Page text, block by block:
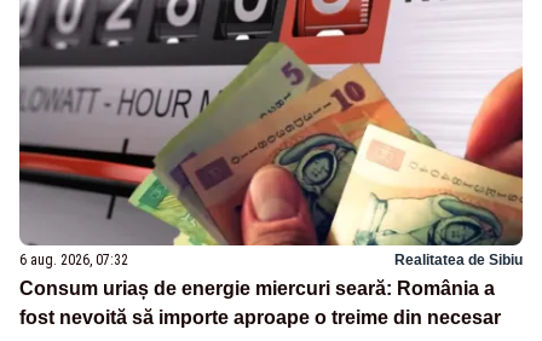
6 aug. 2026, 07:32 Realitatea de Sibiu
Consum uriaș de energie miercuri seară: România a
fost nevoită să importe aproape o treime din necesar